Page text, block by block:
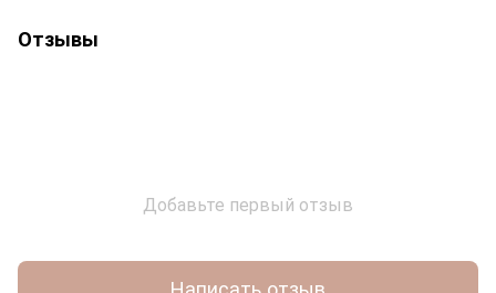
Отзывы
Добавьте первый отзыв
Написать отзыв